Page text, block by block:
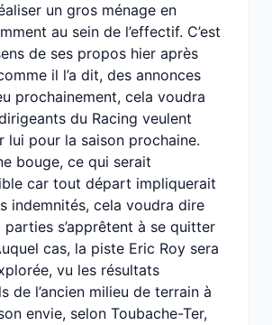
un gros ménage en
au sein de l’effectif. C’est
de ses propos hier après
il l’a dit, des annonces
prochainement, cela voudra
du Racing veulent
lui pour la saison prochaine.
bouge, ce qui serait
car tout départ impliquerait
indemnités, cela voudra dire
parties s’apprêtent à se quitter
cas, la piste Eric Roy sera
vu les résultats
de l’ancien milieu de terrain à
envie, selon Toubache-Ter,